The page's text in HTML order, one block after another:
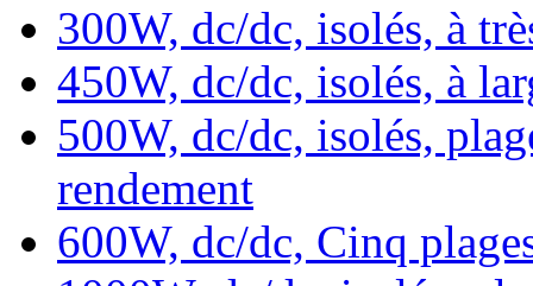
300W, dc/dc, isolés, à
450W, dc/dc, isolés, à
500W, dc/dc, isolés,
rendement
600W, dc/dc, Cinq